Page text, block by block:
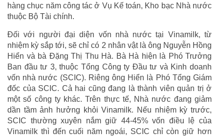
hàng chục năm công tác ở Vụ Kế toán, Kho bạc Nhà nước
thuộc Bộ Tài chính.
Đối với người đại diện vốn nhà nước tại Vinamilk, từ
nhiệm kỳ sắp tới, sẽ chỉ có 2 nhân vật là ông Nguyễn Hồng
Hiển và bà Đặng Thị Thu Hà. Bà Hà hiện là Phó Trưởng
Ban đầu tư 3, thuộc Tổng Công ty Đầu tư và Kinh doanh
vốn nhà nước (SCIC). Riêng ông Hiển là Phó Tổng Giám
đốc của SCIC. Cả hai cũng đang là thành viên quản trị ở
một số công ty khác. Trên thực tế, Nhà nước đang giảm
dần tầm ảnh hưởng khỏi Vinamilk. Nếu nhiệm kỳ trước,
SCIC thường xuyên nắm giữ 44-45% vốn điều lệ của
Vinamilk thì đến cuối năm ngoái, SCIC chỉ còn giữ hơn